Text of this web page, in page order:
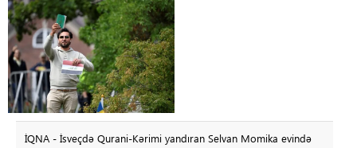
İQNA - İsveçdə Qurani-Kərimi yandıran Selvan Momika evində